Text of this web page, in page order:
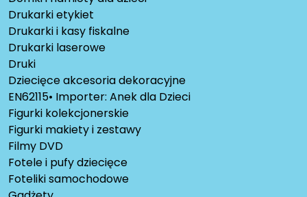
Drukarki etykiet
Drukarki i kasy fiskalne
Drukarki laserowe
Druki
Dziecięce akcesoria dekoracyjne
EN62115• Importer: Anek dla Dzieci
Figurki kolekcjonerskie
Figurki makiety i zestawy
Filmy DVD
Fotele i pufy dziecięce
Foteliki samochodowe